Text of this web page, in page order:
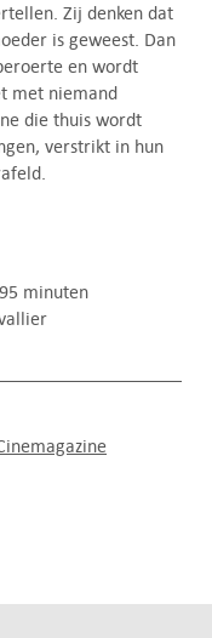
Zij denken dat
is geweest. Dan
en wordt
met niemand
die thuis wordt
verstrikt in hun
minuten